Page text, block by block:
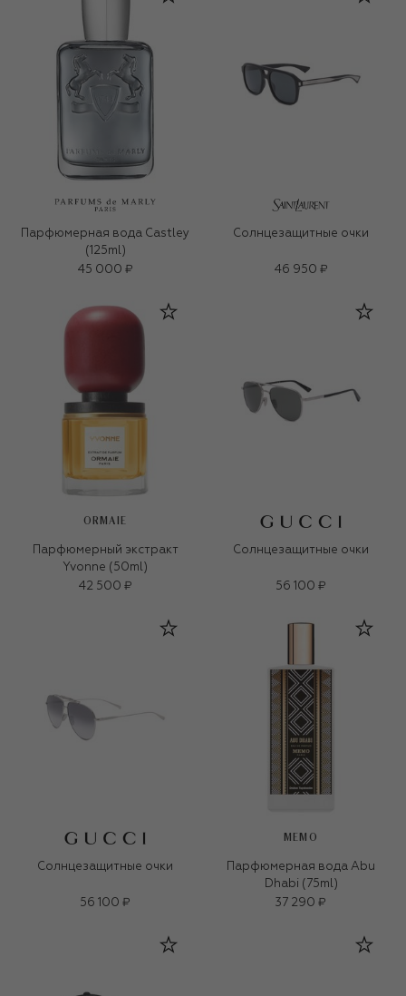
Парфюмерная вода Castley
(125ml)
45 000 ₽
Солнцезащитные очки
46 950 ₽
ORMAIE
Парфюмерный экстракт
Yvonne (50ml)
42 500 ₽
Солнцезащитные очки
56 100 ₽
Солнцезащитные очки
56 100 ₽
MEMO
Парфюмерная вода Abu
Dhabi (75ml)
37 290 ₽